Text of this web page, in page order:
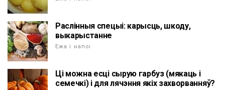
Раслінныя спецыі: карысць, шкоду,
выкарыстанне
Ежа і напоі
Ці можна есці сырую гарбуз (мякаць і
семечкі) і для лячэння якіх захворванняў?